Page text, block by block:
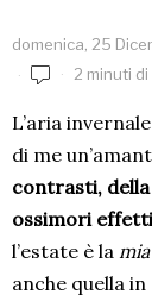
domenica, 25
2 minuti
L’aria
di me
contrasti,
ossimori
l’estate è la mia
anche quella